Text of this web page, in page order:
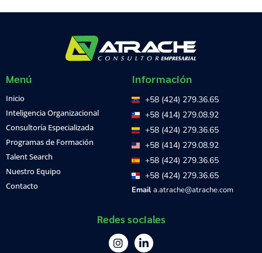
Menú
Inicio
Inteligencia Organizacional
Consultoría Especializada
Programas de Formación
Talent Search
Nuestro Equipo
Contacto
Información
+58 (424) 279.36.65
+58 (414) 279.08.92
+58 (424) 279.36.65
+58 (414) 279.08.92
+58 (424) 279.36.65
+58 (424) 279.36.65
Emaila.atrache@atrache.com
Redes sociales